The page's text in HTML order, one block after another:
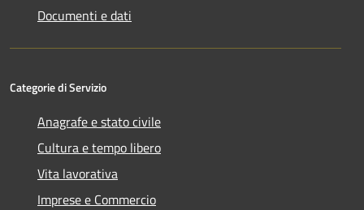
Documenti e dati
Categorie di Servizio
Anagrafe e stato civile
Cultura e tempo libero
Vita lavorativa
Imprese e Commercio